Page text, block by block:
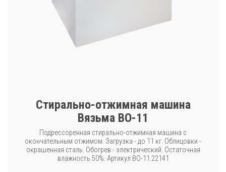
Стирально-отжимная машина
Вязьма ВО-11
Подрессоренная стирально-отжимная машина с
окончательным отжимом. Загрузка - до 11 кг. Облицовки -
окрашенная сталь. Обогрев - электрический. Остаточная
влажность 50%. Артикул ВО-11.22141